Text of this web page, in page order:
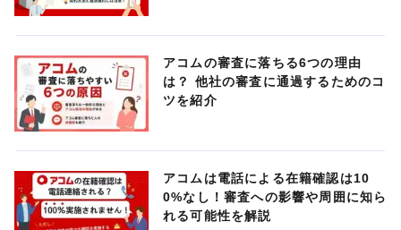
アコムの審査に落ちる6つの理由
は？ 他社の審査に通過するためのコ
ツを紹介
アコムは電話による在籍確認は10
0%なし！審査への影響や周囲に知ら
れる可能性を解説